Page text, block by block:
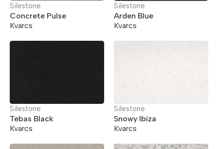
Silestone
Concrete Pulse
Kvarcs
Silestone
Arden Blue
Kvarcs
Silestone
Tebas Black
Kvarcs
Silestone
Snowy Ibiza
Kvarcs